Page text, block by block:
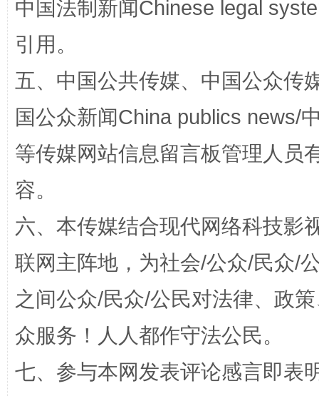
“蜀中异人”王建安的艺术幻境
中国法制新闻Chinese legal
引用。
五、中国公共传媒、中国公众传
国公众新闻China publics news/
等传媒网站信息留言板管理人员
容。
六、本传媒结合现代网络科技影
联网主阵地，为社会/公众/民众/
之间公众/民众/公民对法律、政
众服务！人人都作守法公民。
七、参与本网发表评论感言即表